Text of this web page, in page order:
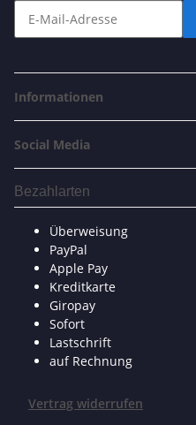
Informationen
Social Media
Bezahlarten
Überweisung
PayPal
Apple Pay
Kreditkarte
Giropay
Sofort
Lastschrift
auf Rechnung
Vertrag widerrufen